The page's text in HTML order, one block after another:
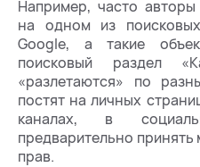
Например, часто
на одном из
Google, а такие
поисковый раздел
«разлетаются» по
постят на личных
каналах, в
предварительно
прав.